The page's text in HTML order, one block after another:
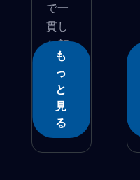
で一
貫し
た顧
客�...
も
っ
と
見
る